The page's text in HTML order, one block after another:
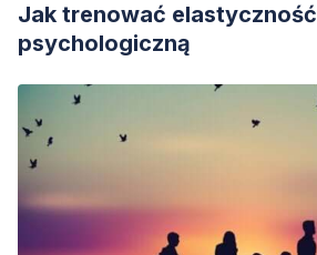
Jak trenować elastyczność
psychologiczną